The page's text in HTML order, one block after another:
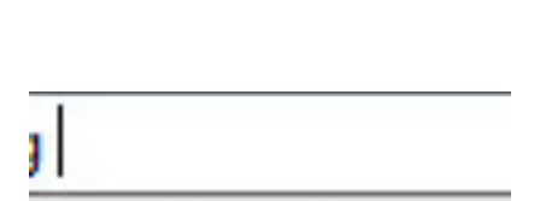
Angstzuständen ihrer Mitglieder. Dafür könnte es Gründe
geben, die weitgehend noch im Dunkeln zu liegen scheinen.